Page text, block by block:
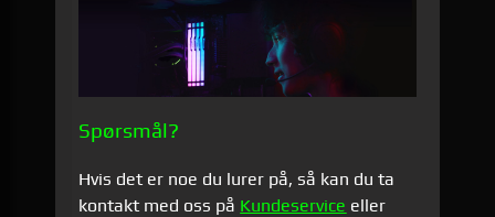
Spørsmål?
Hvis det er noe du lurer på, så kan du ta
kontakt med oss på Kundeservice eller